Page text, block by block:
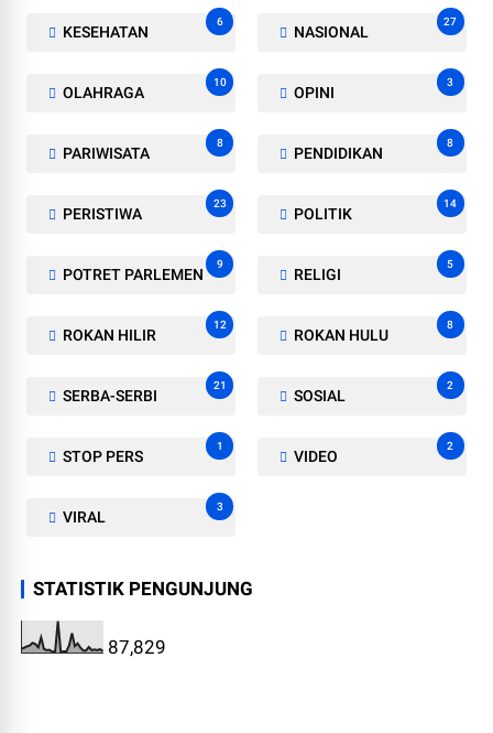
KESEHATAN
6
NASIONAL
27
OLAHRAGA
10
OPINI
3
PARIWISATA
8
PENDIDIKAN
8
PERISTIWA
23
POLITIK
14
POTRET PARLEMEN
9
RELIGI
5
ROKAN HILIR
12
ROKAN HULU
8
SERBA-SERBI
21
SOSIAL
2
STOP PERS
1
VIDEO
2
VIRAL
3
STATISTIK PENGUNJUNG
87,829